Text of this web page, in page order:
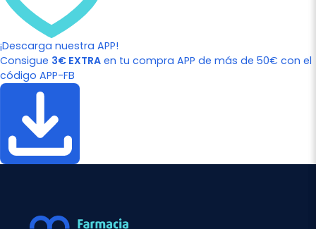
¡Descarga nuestra APP!
Consigue 3€ EXTRA en tu compra APP de más de 50€ con el
código APP-FB